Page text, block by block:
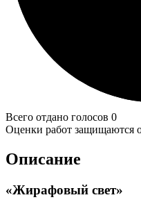
Всего отдано голосов 0
Оценки работ защищаются
Описание
«Жирафовый свет»